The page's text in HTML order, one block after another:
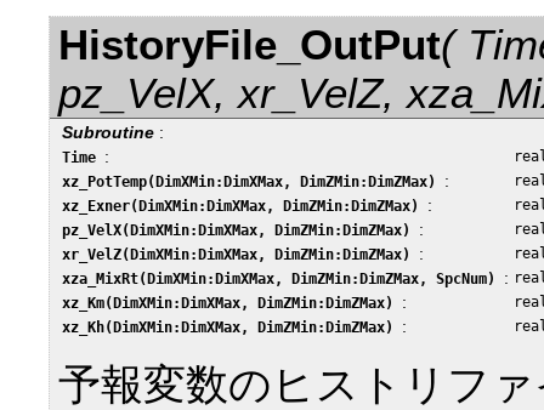
HistoryFile_OutPut(
pz_VelX, xr_VelZ,
Subroutine :
Time :
xz_PotTemp(DimXMin:DimXMax, DimZMin:DimZMax) :
xz_Exner(DimXMin:DimXMax, DimZMin:DimZMax) :
pz_VelX(DimXMin:DimXMax, DimZMin:DimZMax) :
xr_VelZ(DimXMin:DimXMax, DimZMin:DimZMax) :
xza_MixRt(DimXMin:DimXMax, DimZMin:DimZMax, SpcNum) :
xz_Km(DimXMin:DimXMax, DimZMin:DimZMax) :
xz_Kh(DimXMin:DimXMax, DimZMin:DimZMax) :
予報変数のヒストリフ